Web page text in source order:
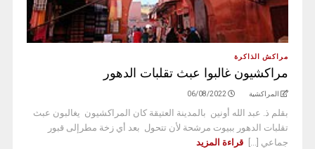
مراكش الذاكرة
مراكشيون غالبوا عبث تقلبات الدهور
المراكشية 06/08/2022
بقلم ذ. عبد الله أونين بالمدينة العتيقة كان المراكشيون يغالبون عبث
تقلبات الدهور ببيوت مرشحة لأن تتحول بعد أي زخة مطرإلى قبور
جماعي [...]
قراءة المزيد